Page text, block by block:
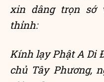
xin dâng trọn sớ
thỉnh:
Kính lạy Phật A Di
chủ Tây Phương,